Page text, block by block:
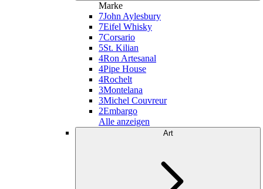
Marke
7John Aylesbury
7Eifel Whisky
7Corsario
5St. Kilian
4Ron Artesanal
4Pipe House
4Rochelt
3Montelana
3Michel Couvreur
2Embargo
Alle anzeigen
Art